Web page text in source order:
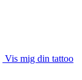
Vis mig din tattoo